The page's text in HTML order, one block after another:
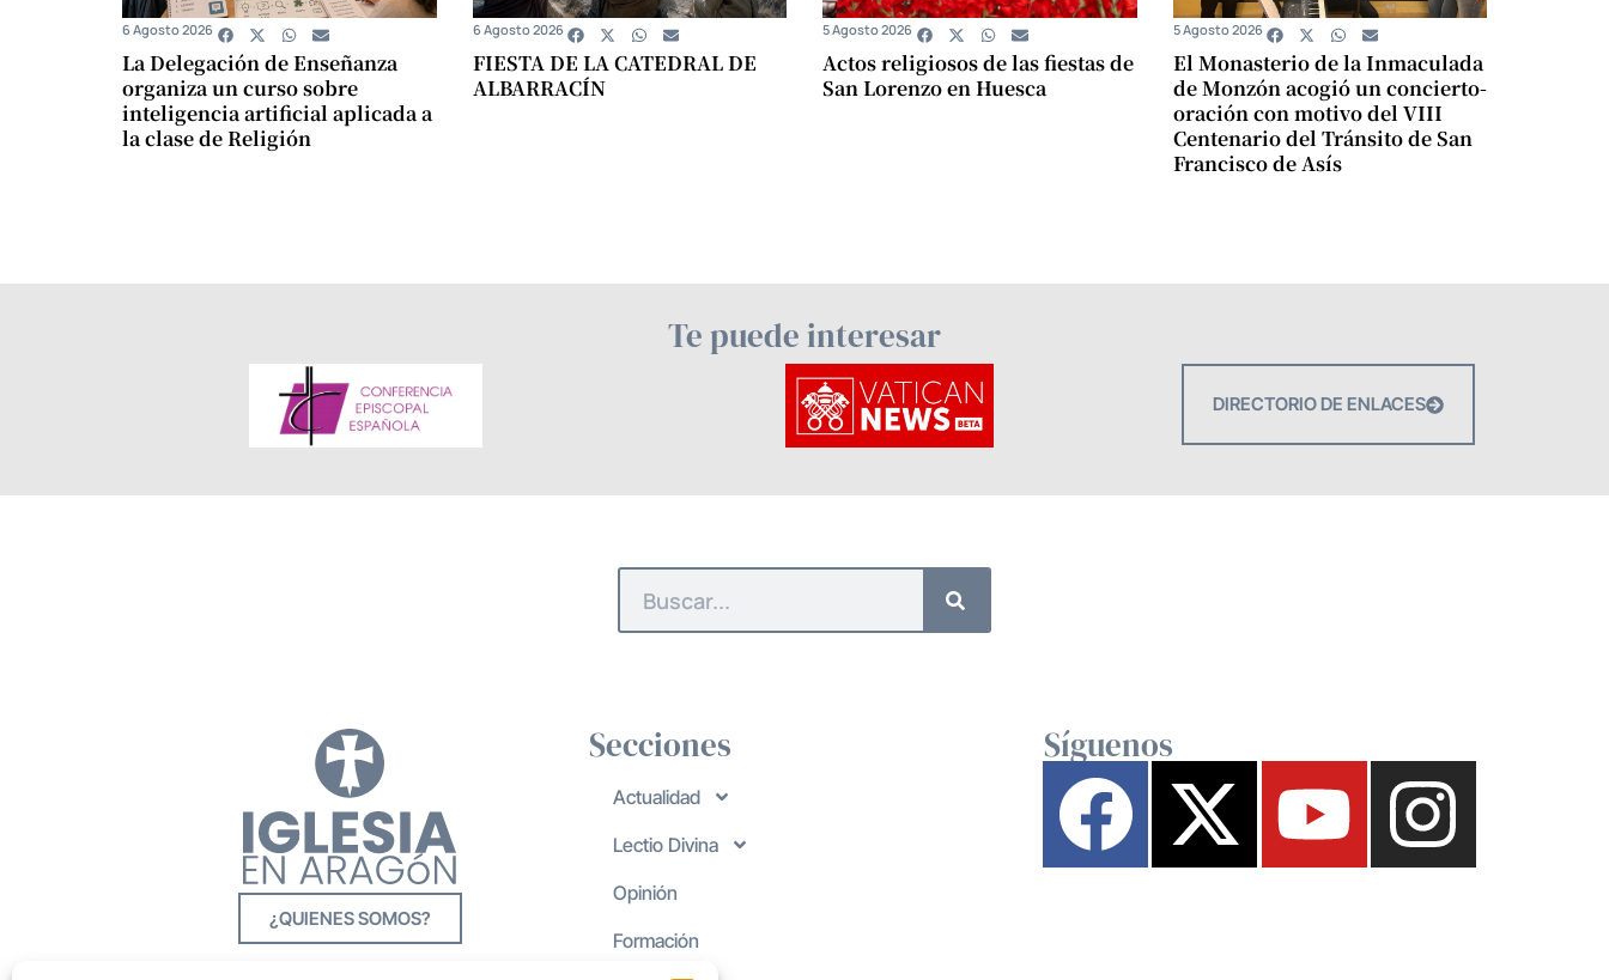
La Delegación de Enseñanza
organiza un curso sobre
inteligencia artificial aplicada a
la clase de Religión
6 Agosto 2026
FIESTA DE LA CATEDRAL DE
ALBARRACÍN
6 Agosto 2026
Actos religiosos de las fiestas de
San Lorenzo en Huesca
5 Agosto 2026
El Monasterio de la Inmaculada
de Monzón acogió un concierto-
oración con motivo del VIII
Centenario del Tránsito de San
Francisco de Asís
5 Agosto 2026
Te puede interesar
DIRECTORIO DE ENLACES
¿QUIENES SOMOS?
Secciones
Actualidad
Lectio Divina
Opinión
Formación
Síguenos